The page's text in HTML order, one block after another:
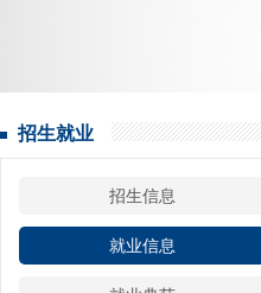
招生就业
招生信息
就业信息